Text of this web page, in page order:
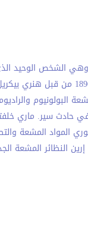
كانت كوري أول امرأة تحصل على
حادث سير. ماري
درست كوري المواد
بعد شهورفقط من اكتشاف